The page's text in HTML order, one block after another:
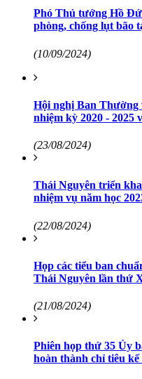
Phó Thủ tướng Hồ
phòng, chống lụt bão
(10/09/2024)
Hội nghị Ban
nhiệm kỳ 2020 - 2025
(23/08/2024)
Thái Nguyên triển
nhiệm vụ năm học
(22/08/2024)
Họp các tiểu ban
Thái Nguyên lần thứ
(21/08/2024)
Phiên họp thứ 35 Ủy
hoàn thành chỉ tiêu kế